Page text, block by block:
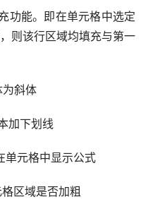
功能。即在单元格中选定
则该行区域均填充与第一
斜体
加下划线
单元格中显示公式
区域是否加粗